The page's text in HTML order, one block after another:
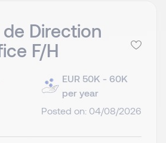
Direction
F/H
EUR 50K - 60K
per year
Posted on: 04/08/2026